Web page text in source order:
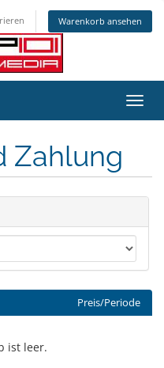
Warenkorb ansehen
ein-/
Zahlung
Preis/Periode
ist leer.